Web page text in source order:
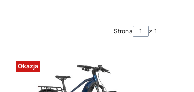
Strona z 1
Okazja